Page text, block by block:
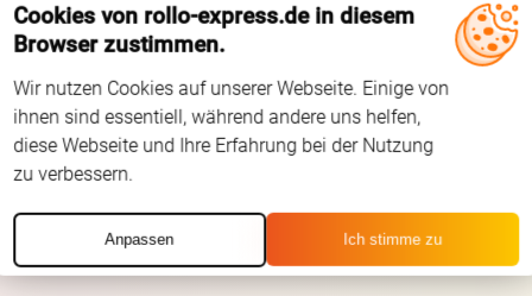
Cookies von rollo-express.de in diesem
Browser zustimmen.
Wir nutzen Cookies auf unserer Webseite. Einige von
ihnen sind essentiell, während andere uns helfen,
diese Webseite und Ihre Erfahrung bei der Nutzung
zu verbessern.
Anpassen Ich stimme zu
Mail: shop@rolloexpress.com
Servicezeiten:
Montag - Freitag: 08:00 - 19:00 Uhr
Samstag: 09:00 - 13:00 Uhr
ÜBER UNS